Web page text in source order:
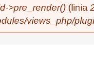
>pre_render() (linia
views_php/